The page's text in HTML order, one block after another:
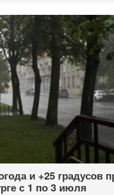
и +25 градусов
с 1 по 3 июля